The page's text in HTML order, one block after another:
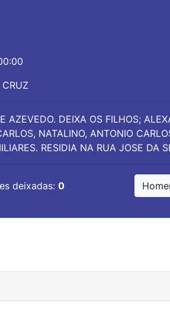
AZEVEDO. DEIXA OS FILHOS;
NATALINO, ANTONIO
RESIDIA NA RUA JOSE DA
deixadas: 0